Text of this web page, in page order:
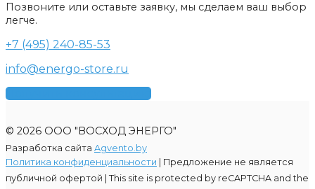
Позвоните или оставьте заявку, мы сделаем ваш выбор
легче.
+7 (495) 240-85-53
info@energo-store.ru
Получить консультацию
© 2026 ООО "ВОСХОД ЭНЕРГО"
Разработка сайта Agvento.by
Политика конфиденциальности | Предложение не является
публичной офертой | This site is protected by reCAPTCHA and the